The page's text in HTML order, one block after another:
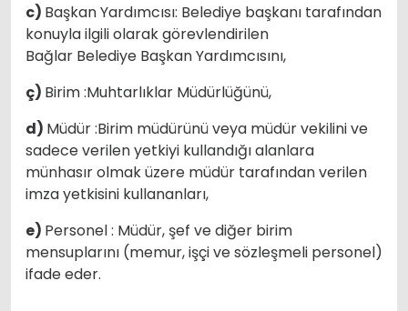
c) Başkan Yardımcısı: Belediye başkanı tarafından
konuyla ilgili olarak görevlendirilen
Bağlar Belediye Başkan Yardımcısını,
ç) Birim :Muhtarlıklar Müdürlüğünü,
d) Müdür :Birim müdürünü veya müdür vekilini ve
sadece verilen yetkiyi kullandığı alanlara
münhasır olmak üzere müdür tarafından verilen
imza yetkisini kullananları,
e) Personel : Müdür, şef ve diğer birim
mensuplarını (memur, işçi ve sözleşmeli personel)
ifade eder.